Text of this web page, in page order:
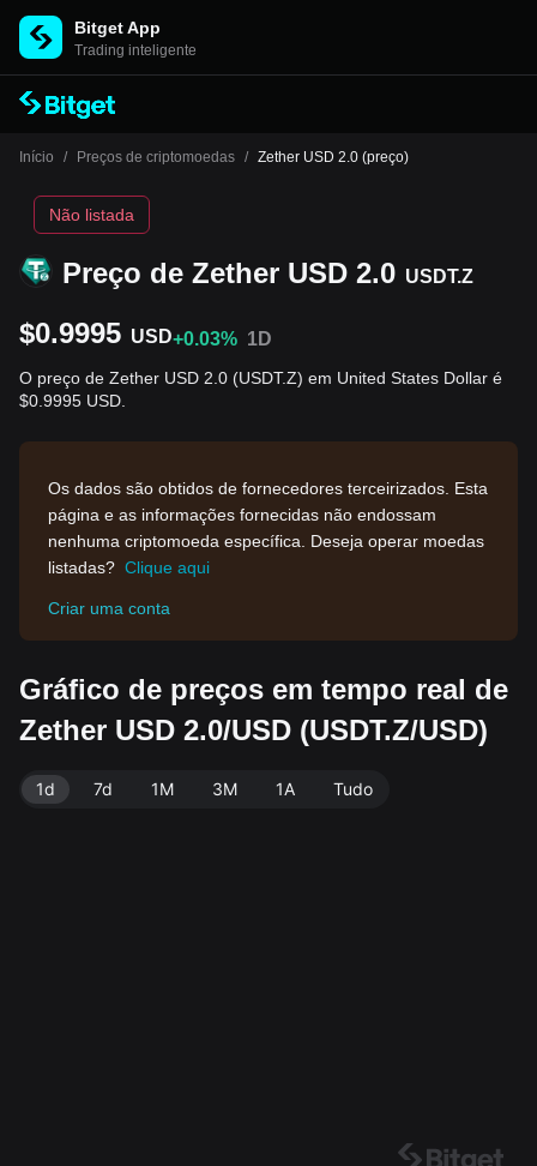
Bitget App
Trading inteligente
Início / Preços de criptomoedas / Zether USD 2.0 (preço)
Preço de Zether USD 2.0 USDT.Z
Não listada
$0.9995 USD+0.03% 1D
O preço de Zether USD 2.0 (USDT.Z) em United States Dollar é
$0.9995 USD.
Os dados são obtidos de fornecedores terceirizados. Esta
página e as informações fornecidas não endossam
nenhuma criptomoeda específica. Deseja operar moedas
listadas? Clique aqui
Criar uma conta
Gráfico de preços em tempo real de
Zether USD 2.0/USD (USDT.Z/USD)
1d 7d 1M 3M 1A Tudo